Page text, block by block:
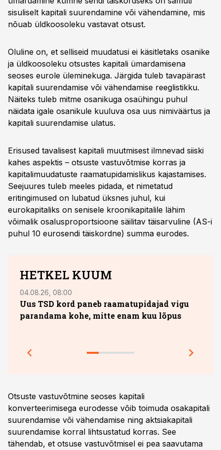
sisuliselt kapitali suurendamine või vähendamine, mis
nõuab üldkoosoleku vastavat otsust.
Oluline on, et selliseid muudatusi ei käsitletaks osanike
ja üldkoosoleku otsustes kapitali ümardamisena
seoses eurole üleminekuga. Järgida tuleb tavapärast
kapitali suurendamise või vähendamise reeglistikku.
Näiteks tuleb mitme osanikuga osaühingu puhul
näidata igale osanikule kuuluva osa uus nimiväärtus ja
kapitali suurendamise ulatus.
Erisused tavalisest kapitali muutmisest ilmnevad siiski
kahes aspektis – otsuste vastuvõtmise korras ja
kapitalimuudatuste raamatupidamislikus kajastamises.
Seejuures tuleb meeles pidada, et nimetatud
eritingimused on lubatud üksnes juhul, kui
eurokapitaliks on senisele kroonikapitalile lähim
võimalik osalusproportsioone säilitav täisarvuline (AS-i
puhul 10 eurosendi täiskordne) summa eurodes.
HETKEL KUUM
04.08.26, 08:00
Uus TSD kord paneb raamatupidajad vigu
parandama kohe, mitte enam kuu lõpus
Otsuste vastuvõtmine seoses kapitali
konverteerimisega eurodesse võib toimuda osakapitali
suurendamise või vähendamise ning aktsiakapitali
suurendamise korral lihtsustatud korras. See
tähendab, et otsuse vastuvõtmisel ei pea saavutama